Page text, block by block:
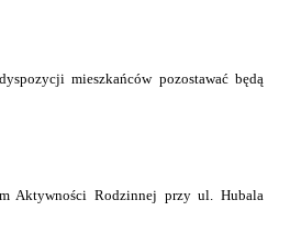
mieszkańców pozostawać będą
Aktywności Rodzinnej przy ul. Hubala